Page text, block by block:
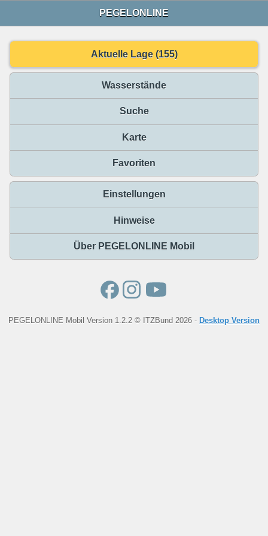
PEGELONLINE
Aktuelle Lage (155)
Wasserstände
Suche
Karte
Favoriten
Einstellungen
Hinweise
Über PEGELONLINE Mobil
PEGELONLINE Mobil Version 1.2.2 © ITZBund 2026 - Desktop Version